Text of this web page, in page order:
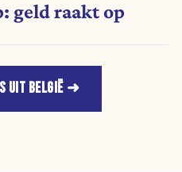
geld raakt op
UIT BELGIË